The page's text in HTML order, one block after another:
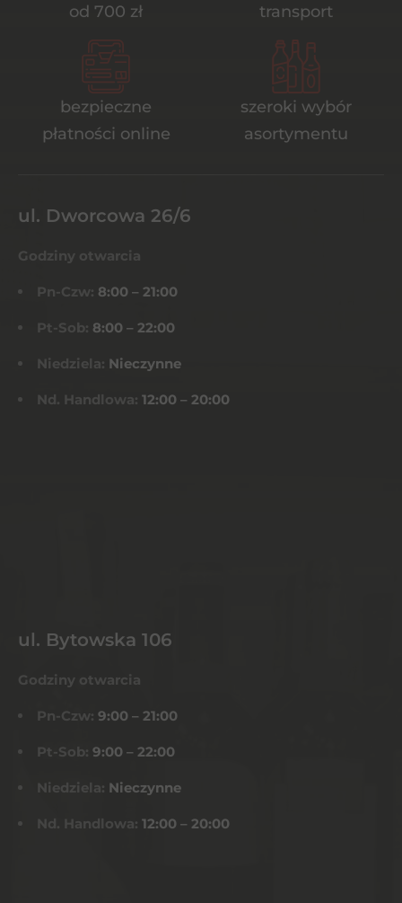
od 700 zł
transport
bezpieczne
płatności online
szeroki wybór
asortymentu
ul. Dworcowa 26/6
Godziny otwarcia
Pn-Czw: 8:00 – 21:00
Pt-Sob: 8:00 – 22:00
Niedziela: Nieczynne
Nd. Handlowa: 12:00 – 20:00
ul. Bytowska 106
Godziny otwarcia
Pn-Czw: 9:00 – 21:00
Pt-Sob: 9:00 – 22:00
Niedziela: Nieczynne
Nd. Handlowa: 12:00 – 20:00